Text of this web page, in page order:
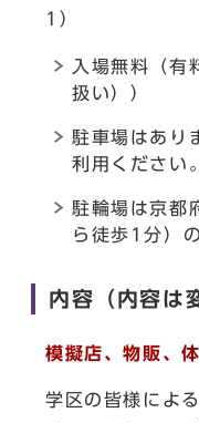
1）
入場無料（有
扱い））
駐車場はあり
利用ください。
駐輪場は京都
ら徒歩1分）
内容（内容は
模擬店、物販、
学区の皆様によ